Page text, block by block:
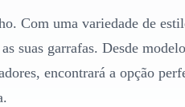
Com uma variedade de
suas garrafas. Desde
encontrará a opção